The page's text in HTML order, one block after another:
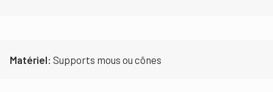
Matériel: Supports mous ou cônes